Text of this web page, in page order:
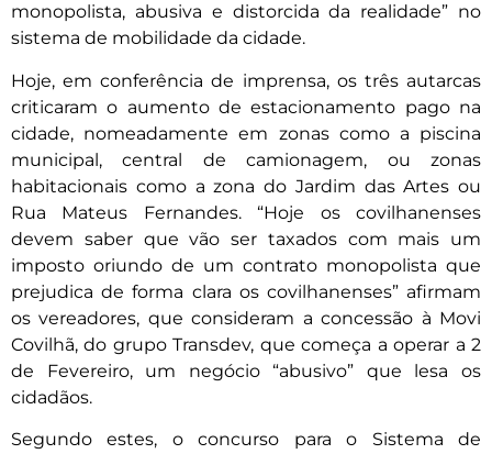
monopolista, abusiva e distorcida da realidade” no
sistema de mobilidade da cidade.
Hoje, em conferência de imprensa, os três autarcas
criticaram o aumento de estacionamento pago na
cidade, nomeadamente em zonas como a piscina
municipal, central de camionagem, ou zonas
habitacionais como a zona do Jardim das Artes ou
Rua Mateus Fernandes. “Hoje os covilhanenses
devem saber que vão ser taxados com mais um
imposto oriundo de um contrato monopolista que
prejudica de forma clara os covilhanenses” afirmam
os vereadores, que consideram a concessão à Movi
Covilhã, do grupo Transdev, que começa a operar a 2
de Fevereiro, um negócio “abusivo” que lesa os
cidadãos.
Segundo estes, o concurso para o Sistema de